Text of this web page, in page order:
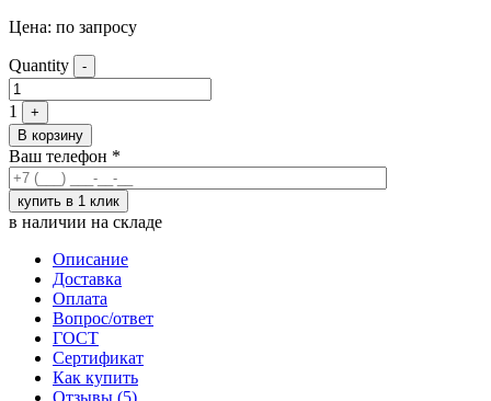
Цена: по запросу
Quantity -
1
+
В корзину
Ваш телефон *
в наличии на складе
Описание
Доставка
Оплата
Вопрос/ответ
ГОСТ
Сертификат
Как купить
Отзывы (5)